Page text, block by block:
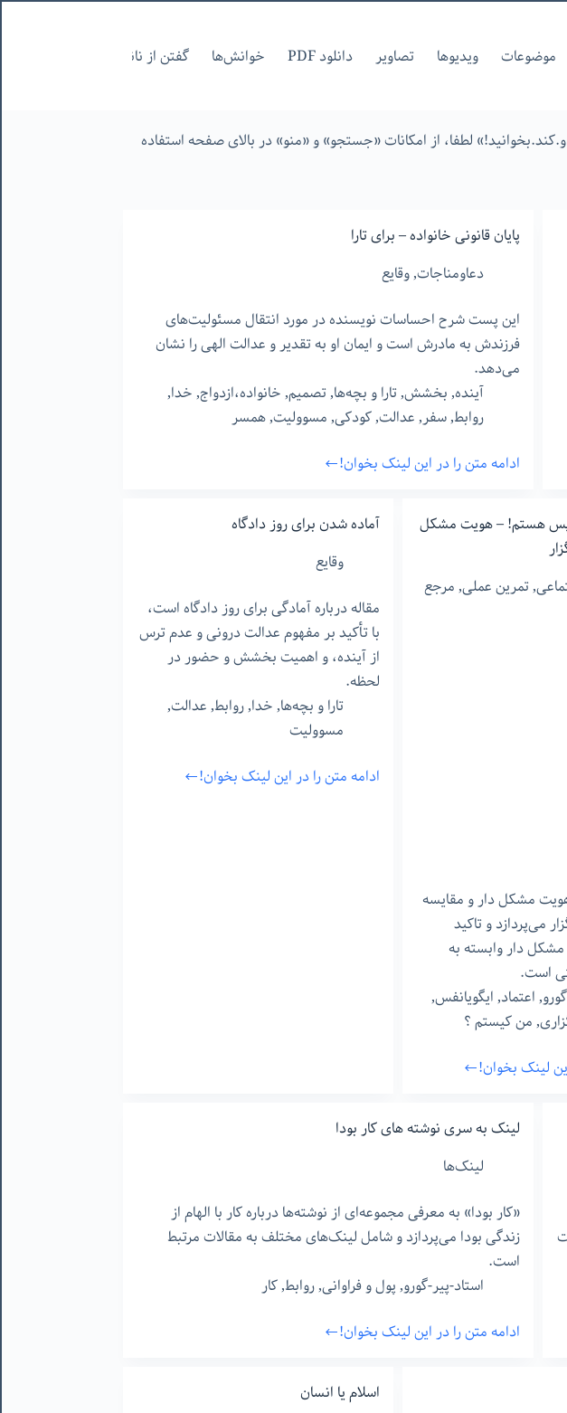
موضوعات ویدیوها تصاویر دانلود PDF خوانش‌ها گفتن از نانوشتنی
لطفا، از امکانات «جستجو» و «منو» در بالای صفحه استفاده
پایان قانونی خانواده – برای تارا
دعاومناجات,وقایع
این پست شرح احساسات نویسنده در مورد انتقال مسئولیت‌های
فرزندش به مادرش است و ایمان او به تقدیر و عدالت الهی را نشان
می‌دهد.
آینده,بخشش,تارا و بچه‌ها,تصمیم,خانواده،ازدواج,خدا,
روابط,سفر,عدالت,کودکی,مسوولیت,همسر
ادامه متن را در این لینک بخوان!
پایان
خانواده
تارا
هستم! – هویت مشکل
,تمرین عملی,مرجع
مشکل دار و مقایسه
می‌پردازد و تاکید
دار وابسته به
است.
,اعتماد,ایگویانفس,
,من‌ کیستم ؟
لینک بخوان!
آماده شدن برای روز دادگاه
وقایع
مقاله درباره آمادگی برای روز دادگاه است،
با تأکید بر مفهوم عدالت درونی و عدم ترس
از آینده، و اهمیت بخشش و حضور در
لحظه.
تارا و بچه‌ها,خدا,روابط,عدالت,
مسوولیت
ادامه متن را در این لینک بخوان!
آماده
لینک به سری نوشته های کار بودا
لینک‌ها
«کار بودا» به معرفی مجموعه‌ای از نوشته‌ها درباره کار با الهام از
زندگی بودا می‌پردازد و شامل لینک‌های مختلف به مقالات مرتبط
است.
استاد-پیر-گورو,پول و فراوانی,روابط,کار
ادامه متن را در این لینک بخوان!
لینک
اسلام یا انسان